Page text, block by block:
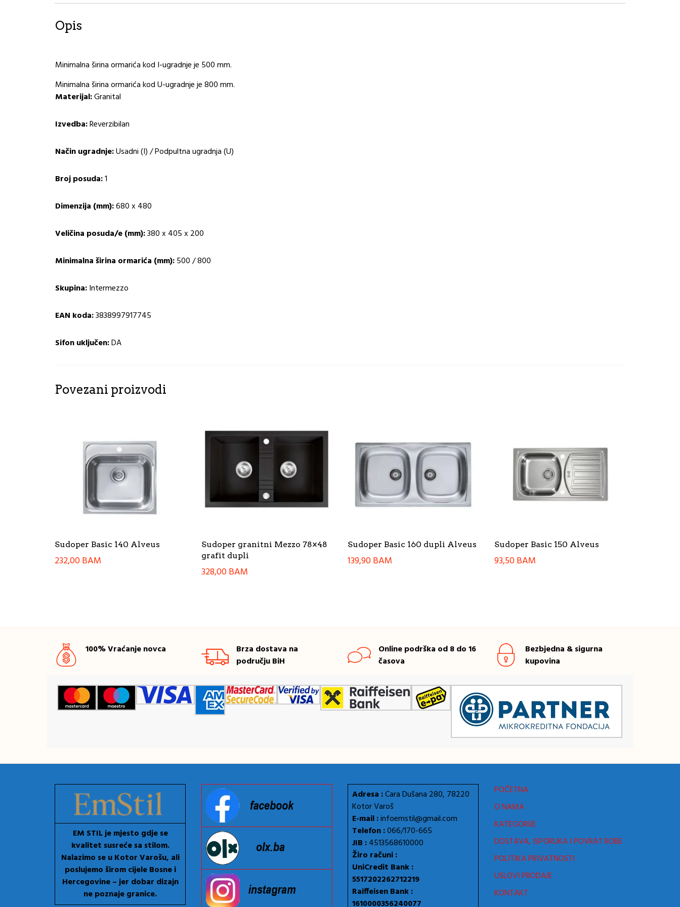
Opis
Minimalna širina ormarića kod I-ugradnje je 500 mm.
Minimalna širina ormarića kod U-ugradnje je 800 mm.
Materijal:Granital
Izvedba:Reverzibilan
Način ugradnje:Usadni (I) / Podpultna ugradnja (U)
Broj posuda:1
Dimenzija (mm):680 x 480
Veličina posuda/e (mm):380 x 405 x 200
Minimalna širina ormarića (mm):500 / 800
Skupina:Intermezzo
EAN koda:3838997917745
Sifon uključen:DA
Povezani proizvodi
Sudoper Basic 140 Alveus
232,00BAM
Sudoper granitni Mezzo 78×48
grafit dupli
328,00BAM
Sudoper Basic 160 dupli Alveus
139,90BAM
Sudoper Basic 150 Alveus
93,50BAM
100% Vraćanje novca
Brza dostava na
području BiH
Online podrška od 8 do 16
časova
Bezbjedna & sigurna
kupovina
EM STIL je mjesto gdje se
kvalitet susreće sa stilom.
Nalazimo se u Kotor Varošu, ali
poslujemo širom cijele Bosne i
Hercegovine – jer dobar dizajn
ne poznaje granice.
Adresa :Cara Dušana 280, 78220
Kotor Varoš
E-mail :infoemstil@gmail.com
Telefon :066/170-665
JIB :4513568610000
Žiro računi :
UniCredit Bank :
5517202262712219
Raiffeisen Bank :
1610000356240077
POČETNA
O NAMA
KATEGORIJE
DOSTAVA, ISPORUKA I POVRAT ROBE
POLITIKA PRIVATNOSTI
USLOVI PRODAJE
KONTAKT